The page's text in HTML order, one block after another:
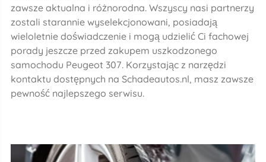
zawsze aktualna i różnorodna. Wszyscy nasi partnerzy
zostali starannie wyselekcjonowani, posiadają
wieloletnie doświadczenie i mogą udzielić Ci fachowej
porady jeszcze przed zakupem uszkodzonego
samochodu Peugeot 307. Korzystając z narzędzi
kontaktu dostępnych na Schadeautos.nl, masz zawsze
pewność najlepszego serwisu.